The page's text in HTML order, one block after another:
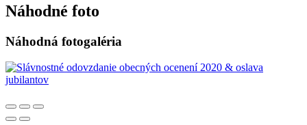
Náhodné foto
Náhodná fotogaléria